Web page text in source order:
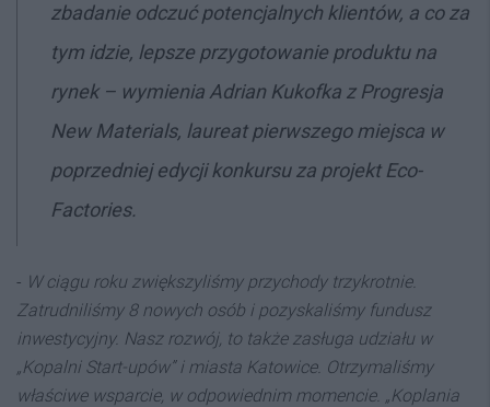
zbadanie odczuć potencjalnych klientów, a co za
tym idzie, lepsze przygotowanie produktu na
rynek– wymienia Adrian Kukofka z Progresja
New Materials, laureat pierwszego miejsca w
poprzedniej edycji konkursu za projekt Eco-
Factories.
- W ciągu roku zwiększyliśmy przychody trzykrotnie.
Zatrudniliśmy 8 nowych osób i pozyskaliśmy fundusz
inwestycyjny. Nasz rozwój, to także zasługa udziału w
„Kopalni Start-upów” i miasta Katowice. Otrzymaliśmy
właściwe wsparcie, w odpowiednim momencie. „Koplania